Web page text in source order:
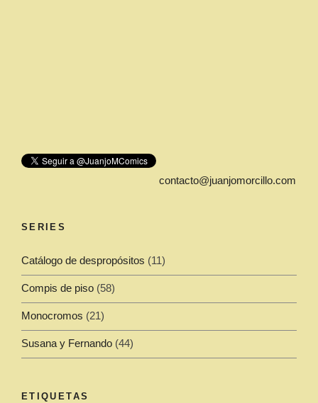
contacto@juanjomorcillo.com
SERIES
Catálogo de despropósitos (11)
Compis de piso (58)
Monocromos (21)
Susana y Fernando (44)
ETIQUETAS